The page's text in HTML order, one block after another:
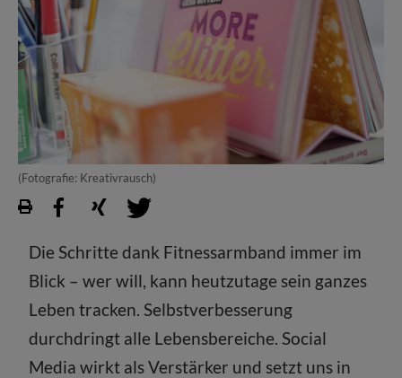
(Fotografie: Kreativrausch)
Die Schritte dank Fitnessarmband immer im
Blick – wer will, kann heutzutage sein ganzes
Leben tracken. Selbstverbesserung
durchdringt alle Lebensbereiche. Social
Media wirkt als Verstärker und setzt uns in